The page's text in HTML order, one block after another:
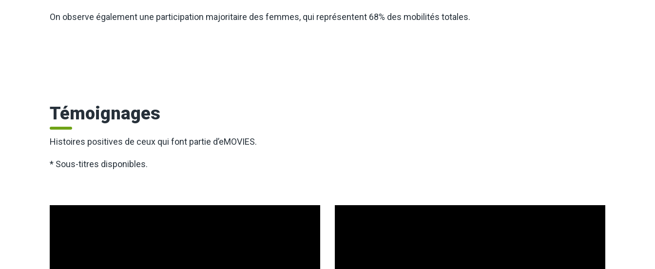
On observe également une participation majoritaire des femmes, qui représentent 68% des mobilités totales.
Témoignages
Histoires positives de ceux qui font partie d’eMOVIES.
* Sous-titres disponibles.